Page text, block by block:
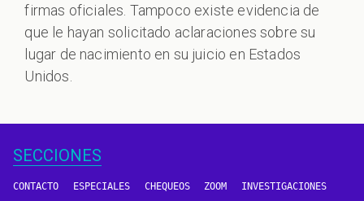
firmas oficiales. Tampoco existe evidencia de
que le hayan solicitado aclaraciones sobre su
lugar de nacimiento en su juicio en Estados
Unidos.
SECCIONES
CONTACTO ESPECIALES CHEQUEOS ZOOM INVESTIGACIONES